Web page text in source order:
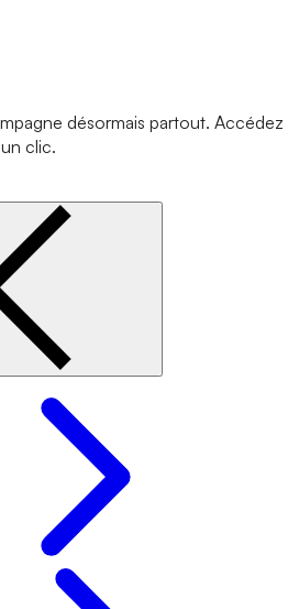
désormais partout. Accédez
clic.